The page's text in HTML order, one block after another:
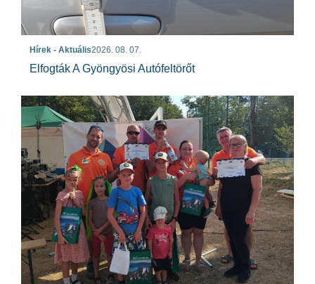
Hírek - Aktuális2026. 08. 07.
Elfogták A Gyöngyösi Autófeltörőt